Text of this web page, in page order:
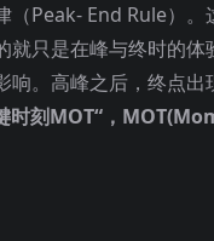
Peak- End Rule）
只是在峰与终时的
。高峰之后，终点
时刻MOT“，